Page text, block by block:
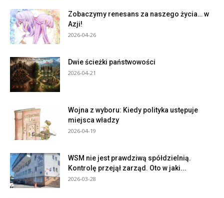
Zobaczymy renesans za naszego życia… w
Azji!
2026-04-26
Dwie ścieżki państwowości
2026-04-21
Wojna z wyboru: Kiedy polityka ustępuje
miejsca władzy
2026-04-19
WSM nie jest prawdziwą spółdzielnią.
Kontrolę przejął zarząd. Oto w jaki...
2026-03-28